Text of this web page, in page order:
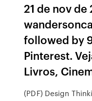
21 de nov de
followed by
Pinterest.
Livros,
(PDF) Design